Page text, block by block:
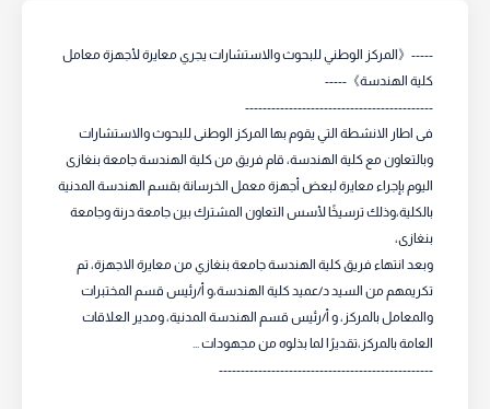
-----《المركز الوطني للبحوث والاستشارات يجري معايرة لأجهزة معامل
فى اطار الانشطة التي يقوم بها المركز الوطنى للبحوث والاستشارات
وبالتعاون مع كلية الهندسة، قام فريق من كلية الهندسة جامعة بنغازى
اليوم بإجراء معايرة لبعض أجهزة معمل الخرسانة بقسم الهندسة المدنية
بالكلية،وذلك ترسيخًا لأسس التعاون المشترك بين جامعة درنة وجامعة
وبعد انتهاء فريق كلية الهندسة جامعة بنغازي من معايرة الاجهزة، تم
تكريمهم من السيد د/عميد كلية الهندسة،و أ/رئيس قسم المختبرات
والمعامل بالمركز، و أ/رئيس قسم الهندسة المدنية، ومدير العلاقات
-------------------------------------------------